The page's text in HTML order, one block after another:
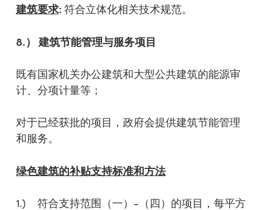
建筑要求: 符合立体化相关技术规范。
8.） 建筑节能管理与服务项目
既有国家机关办公建筑和大型公共建筑的能源审
计、分项计量等；
对于已经获批的项目，政府会提供建筑节能管理
和服务。
绿色建筑的补贴支持标准和方法
1.) 符合支持范围（一）-（四）的项目，每平方